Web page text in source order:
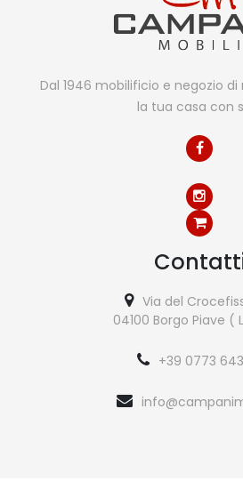
Dal 1946 mobilificio e negozio
la tua casa con
Via del
04100 Borgo Piave (
+39 0773